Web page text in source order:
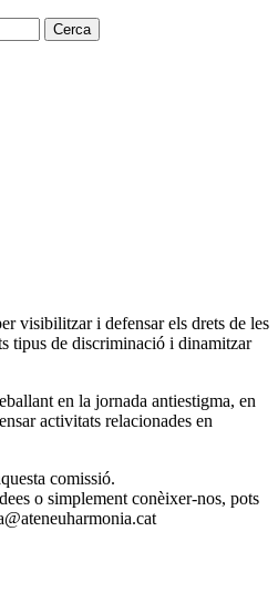
visibilitzar i defensar els drets de les
tipus de discriminació i dinamitzar
en la jornada antiestigma, en
activitats relacionades en
comissió.
o simplement conèixer-nos, pots